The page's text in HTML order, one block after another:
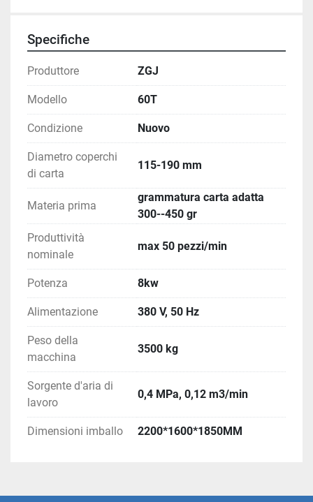
Specifiche
Produttore ZGJ
Modello 60T
Condizione Nuovo
Diametro coperchi
di carta
115-190 mm
Materia prima
grammatura carta adatta
300--450 gr
Produttività
nominale
max 50 pezzi/min
Potenza 8kw
Alimentazione 380 V, 50 Hz
Peso della
macchina
3500 kg
Sorgente d'aria di
lavoro
0,4 MPa, 0,12 m3/min
Dimensioni imballo 2200*1600*1850MM